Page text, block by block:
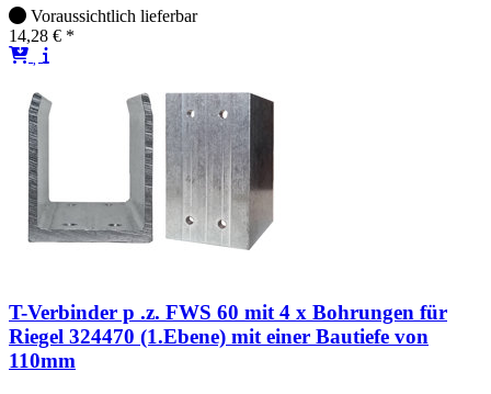
Voraussichtlich lieferbar
14,28 € *
T-Verbinder p .z. FWS 60 mit 4 x Bohrungen für
Riegel 324470 (1.Ebene) mit einer Bautiefe von
110mm